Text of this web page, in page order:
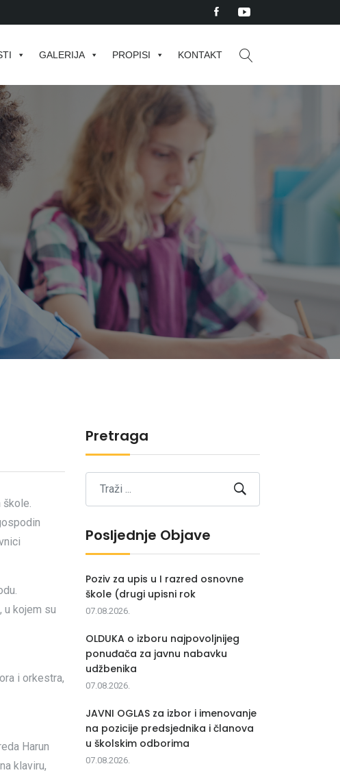
GALERIJA PROPISI KONTAKT
u kojem su
i orkestra,
Harun
klaviru,
Pretraga
Posljednje Objave
Poziv za upis u I razred osnovne
škole (drugi upisni rok
07.08.2026.
OLDUKA o izboru najpovoljnijeg
ponuđača za javnu nabavku
udžbenika
07.08.2026.
JAVNI OGLAS za izbor i imenovanje
na pozicije predsjednika i članova
u školskim odborima
07.08.2026.